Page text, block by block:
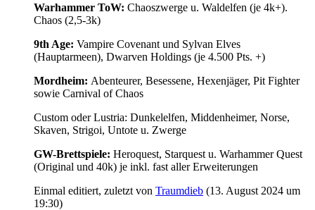
Warhammer ToW: Chaoszwerge u. Waldelfen (je 4k+).
Chaos (2,5-3k)
9th Age: Vampire Covenant und Sylvan Elves
(Hauptarmeen), Dwarven Holdings (je 4.500 Pts. +)
Mordheim: Abenteurer, Besessene, Hexenjäger, Pit Fighter
sowie Carnival of Chaos
Custom oder Lustria: Dunkelelfen, Middenheimer, Norse,
Skaven, Strigoi, Untote u. Zwerge
GW-Brettspiele: Heroquest, Starquest u. Warhammer Quest
(Original und 40k) je inkl. fast aller Erweiterungen
Einmal editiert, zuletzt von Traumdieb (13. August 2024 um
19:30)